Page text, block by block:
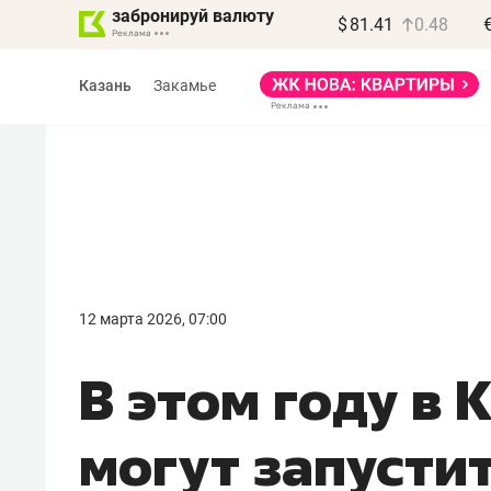
забронируй валюту $ 81.41 0.48
Казань Закамье
12 марта 2026, 07:00
В этом году в
могут
правил, бизнес может
потерять минимум